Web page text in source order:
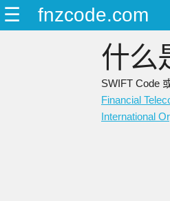
☰ fnzcode.com
什么
SWIFT Code
Financial
International